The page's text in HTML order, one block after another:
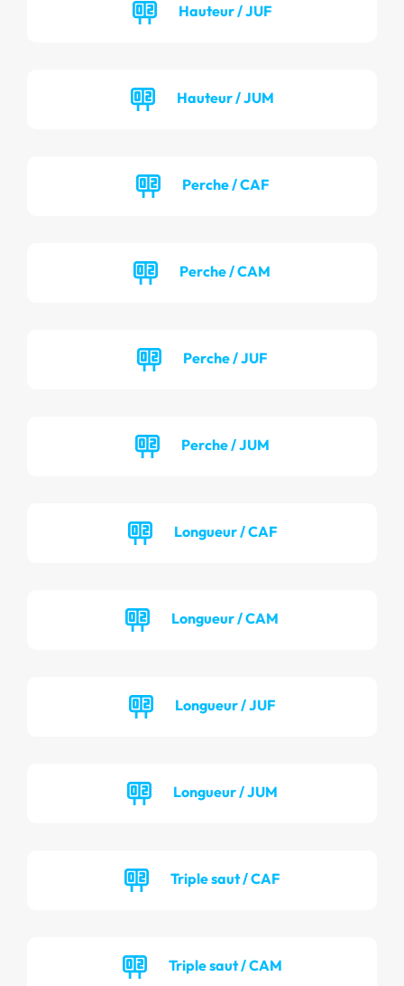
Hauteur / JUF
Hauteur / JUM
Perche / CAF
Perche / CAM
Perche / JUF
Perche / JUM
Longueur / CAF
Longueur / CAM
Longueur / JUF
Longueur / JUM
Triple saut / CAF
Triple saut / CAM